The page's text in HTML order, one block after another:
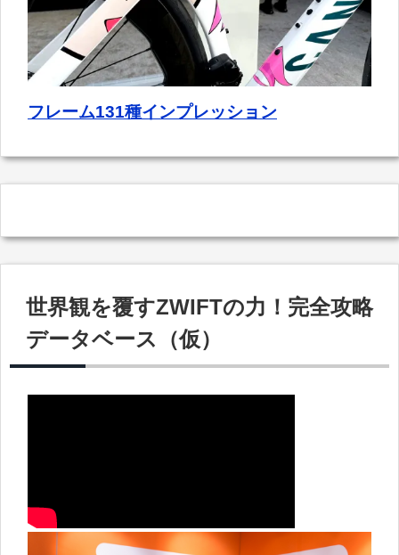
フレーム131種インプレッション
世界観を覆すZWIFTの力！完全攻略
データベース（仮）